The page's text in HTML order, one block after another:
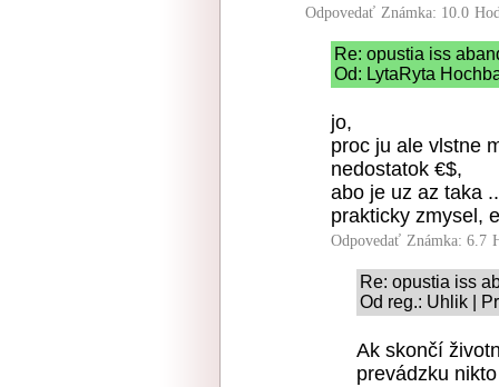
Odpovedať Známka: 10.0
Re: opustia iss
Od: LytaRyta
jo,
proc ju ale vlstne
nedostatok €$,
abo je uz az taka
prakticky zmysel,
Odpovedať Známka: 6.7
Re: opustia iss
Od reg.: Uhlik |
Ak skončí
prevádzku